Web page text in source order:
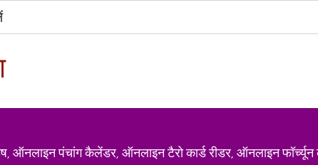
ऑनलाइन पंचांग कैलेंडर, ऑनलाइन टैरो कार्ड रीडर, ऑनलाइन